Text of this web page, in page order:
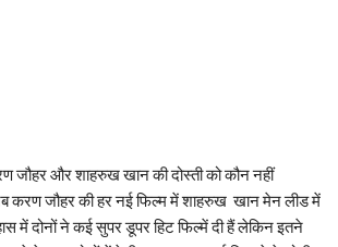
जौहर और शाहरुख खान की दोस्ती को कौन नहीं
करण जौहर की हर नई फिल्म में शाहरुख खान मेन लीड में
में दोनों ने कई सुपर डूपर हिट फिल्में दी हैं लेकिन इतने